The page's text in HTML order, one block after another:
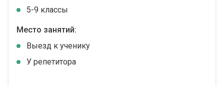
5-9 классы
Место занятий:
Выезд к ученику
У репетитора